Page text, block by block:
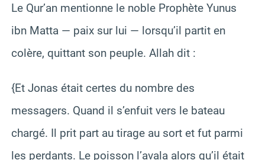
Le Qur’an mentionne le noble Prophète Yunus
ibn Matta — paix sur lui — lorsqu’il partit en
colère, quittant son peuple. Allah dit :
{Et Jonas était certes du nombre des
messagers. Quand il s’enfuit vers le bateau
chargé. Il prit part au tirage au sort et fut parmi
les perdants. Le poisson l’avala alors qu’il était